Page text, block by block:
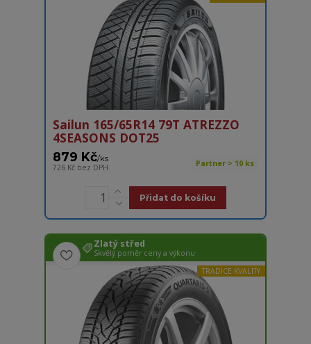
Sailun 165/65R14 79T ATREZZO
4SEASONS DOT25
879 Kč/ks
726 Kč bez DPH Partner > 10 ks
Přidat do košíku
Zlatý střed
Skvělý poměr ceny a výkonu
TRADICE KVALITY